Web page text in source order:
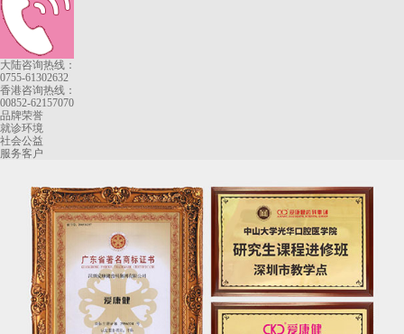
大陆咨询热线：
0755-61302632
香港咨询热线：
00852-62157070
品牌荣誉
就诊环境
社会公益
服务客户